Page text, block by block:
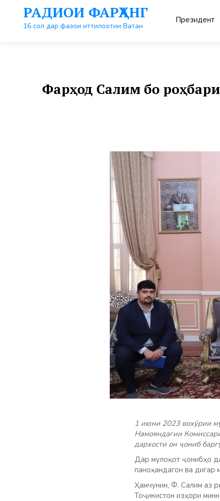
контенту
РАДИОИ ФАРҲАНГ
16 сол дар фазои иттилоотии Ватан
Президент
Фарҳод Салим бо
1 июни 2023 вохӯрии
Намояндагии
дархости он ҷониб
Дар мулоқот ҷонибҳо
паноҳандагон ва
Ҳамчунин, Ф. Салим аз
Тоҷикистон изҳори